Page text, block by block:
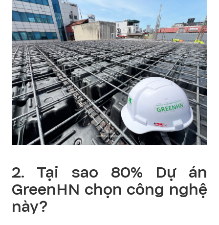
2. Tại sao 80% Dự án
GreenHN chọn công nghệ
này?